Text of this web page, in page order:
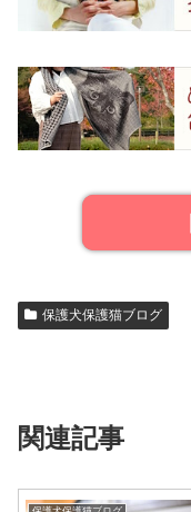
保護犬保護猫ブログ
関連記事